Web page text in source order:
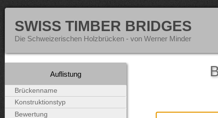
SWISS TIMBER BRIDGES
Die Schweizerischen Holzbrücken - von Werner Minder
Auflistung
Brückenname
Konstruktionstyp
Bewertung